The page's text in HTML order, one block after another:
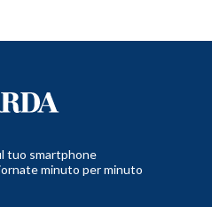
tuo smartphone
minuto per minuto